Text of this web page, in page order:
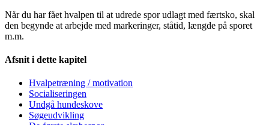
Når du har fået hvalpen til at udrede spor udlagt med færtsko, skal
den begynde at arbejde med markeringer, ståtid, længde på sporet
m.m.
Afsnit i dette kapitel
Hvalpetræning / motivation
Socialiseringen
Undgå hundeskove
Søgeudvikling